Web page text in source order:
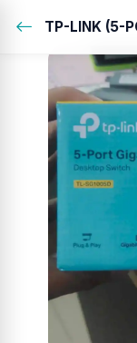
TP-LINK (5-